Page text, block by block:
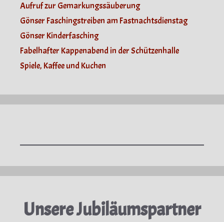
Aufruf zur Gemarkungssäuberung
Gönser Faschingstreiben am Fastnachtsdienstag
Gönser Kinderfasching
Fabelhafter Kappenabend in der Schützenhalle
Spiele, Kaffee und Kuchen
Unsere Jubiläumspartner